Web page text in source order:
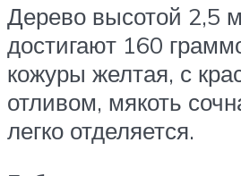
Дерево высотой 2,5
достигают 160
кожуры желтая, с
отливом, мякоть
легко отделяется.